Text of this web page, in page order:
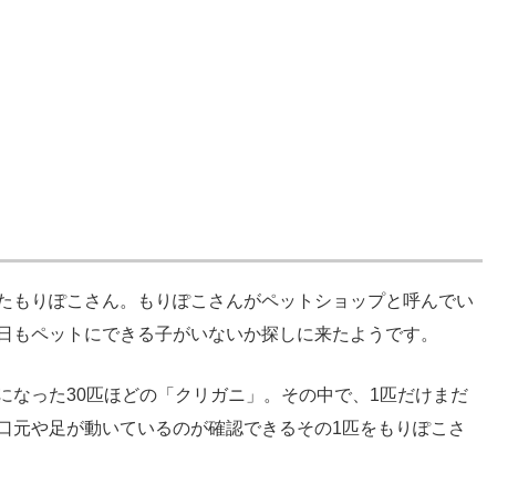
りぽこさん。もりぽこさんがペットショップと呼んでい
ペットにできる子がいないか探しに来たようです。
った30匹ほどの「クリガニ」。その中で、1匹だけまだ
元や足が動いているのが確認できるその1匹をもりぽこさ